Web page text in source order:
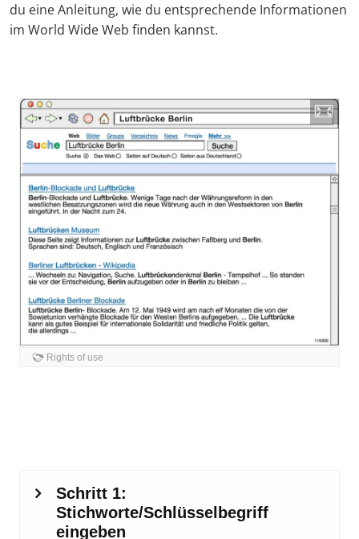
du eine Anleitung, wie du entsprechende Informationen
im World Wide Web finden kannst.